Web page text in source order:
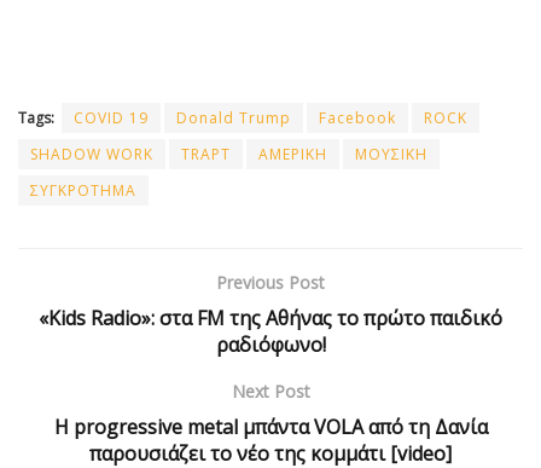
Tags: COVID 19 Donald Trump Facebook
ROCK
SHADOW WORK
TRAPT ΑΜΕΡΙΚΗ
ΜΟΥΣΙΚΗ
ΣΥΓΚΡΟΤΗΜΑ
Previous Post
«Kids Radio»: στα FM της Αθήνας το πρώτο παιδικό
ραδιόφωνο!
Next Post
Η progressive metal μπάντα VOLA από τη Δανία
παρουσιάζει το νέο της κομμάτι [video]